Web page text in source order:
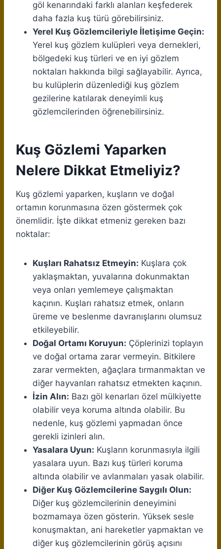
göl kenarındaki farklı alanları keşfederek
daha fazla kuş türü görebilirsiniz.
Yerel Kuş Gözlemcileriyle İletişime Geçin:
Yerel kuş gözlem kulüpleri veya dernekleri,
bölgedeki kuş türleri ve en iyi gözlem
noktaları hakkında bilgi sağlayabilir. Ayrıca,
bu kulüplerin düzenlediği kuş gözlem
gezilerine katılarak deneyimli kuş
gözlemcilerinden öğrenebilirsiniz.
Kuş Gözlemi Yaparken
Nelere Dikkat Etmeliyiz?
Kuş gözlemi yaparken, kuşların ve doğal
ortamın korunmasına özen göstermek çok
önemlidir. İşte dikkat etmeniz gereken bazı
noktalar:
Kuşları Rahatsız Etmeyin: Kuşlara çok
yaklaşmaktan, yuvalarına dokunmaktan
veya onları yemlemeye çalışmaktan
kaçının. Kuşları rahatsız etmek, onların
üreme ve beslenme davranışlarını olumsuz
etkileyebilir.
Doğal Ortamı Koruyun: Çöplerinizi toplayın
ve doğal ortama zarar vermeyin. Bitkilere
zarar vermekten, ağaçlara tırmanmaktan ve
diğer hayvanları rahatsız etmekten kaçının.
İzin Alın: Bazı göl kenarları özel mülkiyette
olabilir veya koruma altında olabilir. Bu
nedenle, kuş gözlemi yapmadan önce
gerekli izinleri alın.
Yasalara Uyun: Kuşların korunmasıyla ilgili
yasalara uyun. Bazı kuş türleri koruma
altında olabilir ve avlanmaları yasak olabilir.
Diğer Kuş Gözlemcilerine Saygılı Olun:
Diğer kuş gözlemcilerinin deneyimini
bozmamaya özen gösterin. Yüksek sesle
konuşmaktan, ani hareketler yapmaktan ve
diğer kuş gözlemcilerinin görüş açısını